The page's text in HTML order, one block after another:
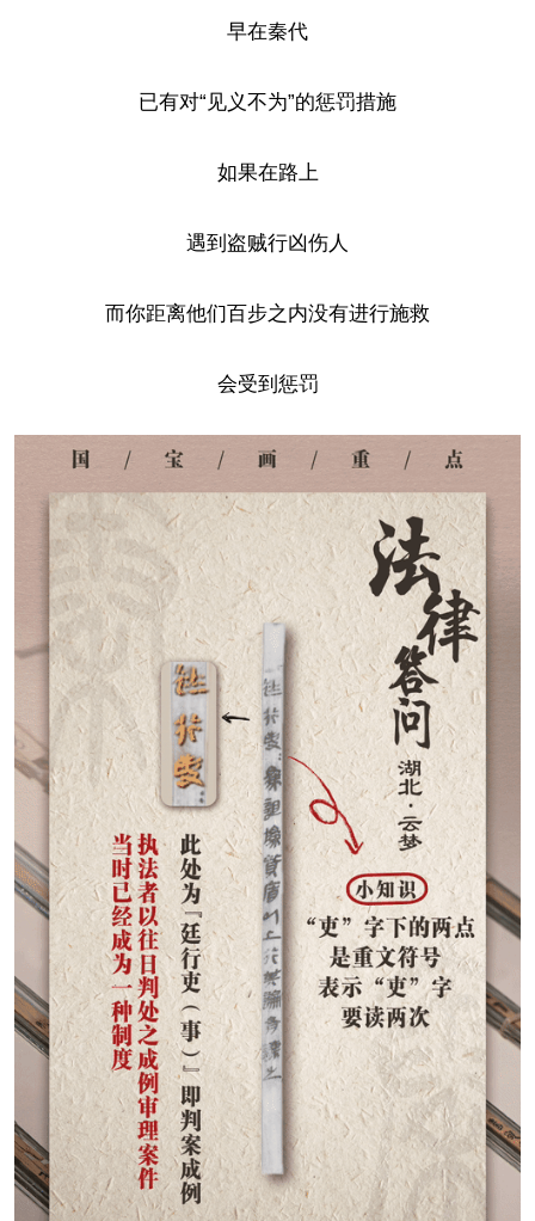
早在秦代
已有对“见义不为”的惩罚措施
如果在路上
遇到盗贼行凶伤人
而你距离他们百步之内没有进行施救
会受到惩罚